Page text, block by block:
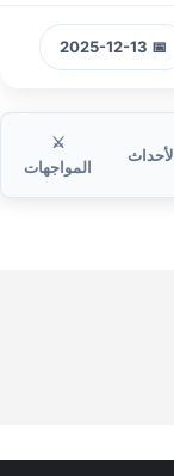
📅 2025-12-13
⚔️
المواجهات